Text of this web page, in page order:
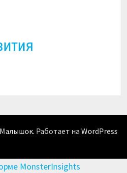
Малышок. Работает наWordPress